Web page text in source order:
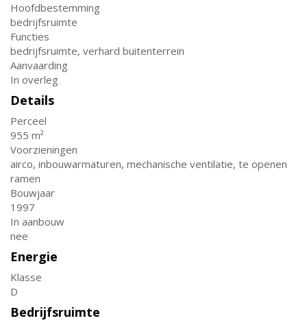
Hoofdbestemming
bedrijfsruimte
Functies
bedrijfsruimte, verhard buitenterrein
Aanvaarding
In overleg
Details
Perceel
955 m²
Voorzieningen
airco, inbouwarmaturen, mechanische ventilatie, te openen
ramen
Bouwjaar
1997
In aanbouw
nee
Energie
Klasse
D
Bedrijfsruimte